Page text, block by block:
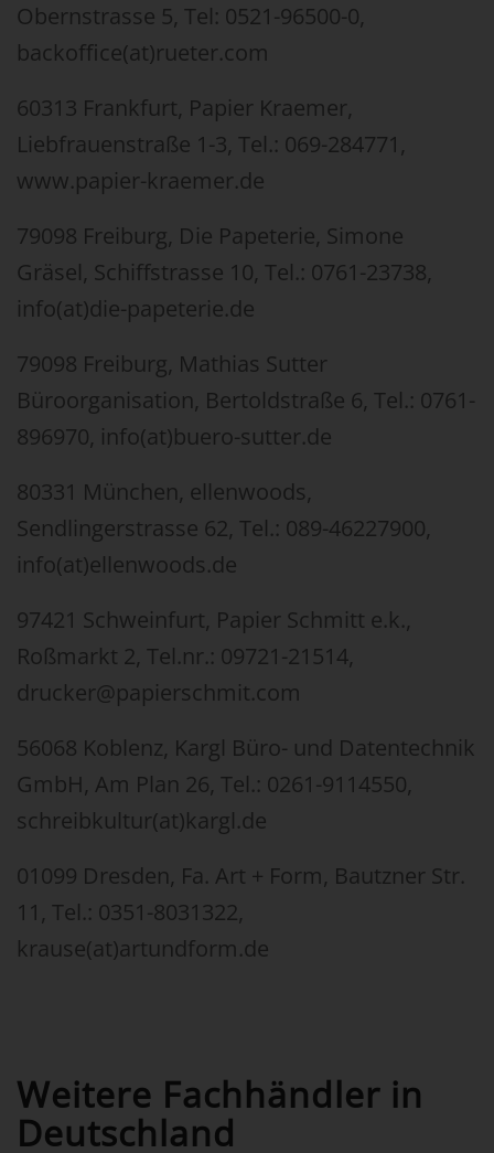
Obernstrasse 5, Tel: 0521-96500-0,
backoffice(at)rueter.com
60313 Frankfurt, Papier Kraemer,
Liebfrauenstraße 1-3, Tel.: 069-284771,
www.papier-kraemer.de
79098 Freiburg, Die Papeterie, Simone
Gräsel, Schiffstrasse 10, Tel.: 0761-23738,
info(at)die-papeterie.de
79098 Freiburg, Mathias Sutter
Büroorganisation, Bertoldstraße 6, Tel.: 0761-
896970, info(at)buero-sutter.de
80331 München, ellenwoods,
Sendlingerstrasse 62, Tel.: 089-46227900,
info(at)ellenwoods.de
97421 Schweinfurt, Papier Schmitt e.k.,
Roßmarkt 2, Tel.nr.: 09721-21514,
drucker@papierschmit.com
56068 Koblenz, Kargl Büro- und Datentechnik
GmbH, Am Plan 26, Tel.: 0261-9114550,
schreibkultur(at)kargl.de
01099 Dresden, Fa. Art + Form, Bautzner Str.
11, Tel.: 0351-8031322,
krause(at)artundform.de
Weitere Fachhändler in
Deutschland